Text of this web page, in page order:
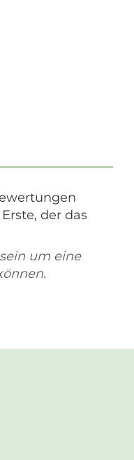
der das
um eine